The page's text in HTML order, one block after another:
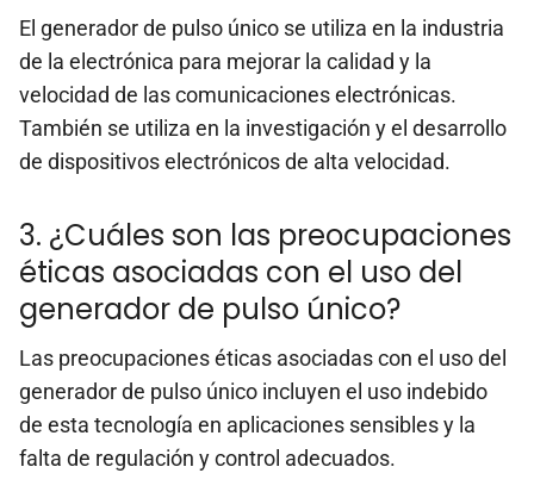
El generador de pulso único se utiliza en la industria
de la electrónica para mejorar la calidad y la
velocidad de las comunicaciones electrónicas.
También se utiliza en la investigación y el desarrollo
de dispositivos electrónicos de alta velocidad.
3. ¿Cuáles son las preocupaciones
éticas asociadas con el uso del
generador de pulso único?
Las preocupaciones éticas asociadas con el uso del
generador de pulso único incluyen el uso indebido
de esta tecnología en aplicaciones sensibles y la
falta de regulación y control adecuados.